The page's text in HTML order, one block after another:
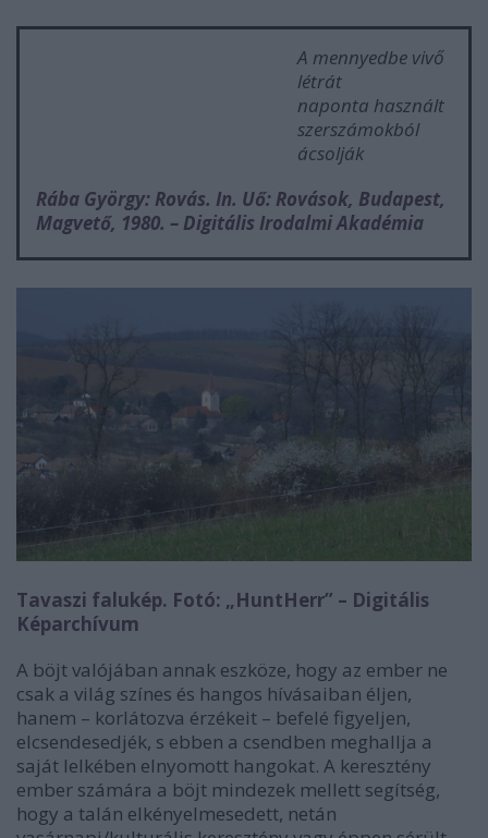
A mennyedbe vivő
létrát
naponta használt
szerszámokból
ácsolják
Rába György: Rovás. In. Uő: Rovások, Budapest,
Magvető, 1980. – Digitális Irodalmi Akadémia
Tavaszi falukép. Fotó: „HuntHerr” – Digitális
Képarchívum
A böjt valójában annak eszköze, hogy az ember ne
csak a világ színes és hangos hívásaiban éljen,
hanem – korlátozva érzékeit – befelé figyeljen,
elcsendesedjék, s ebben a csendben meghallja a
saját lelkében elnyomott hangokat. A keresztény
ember számára a böjt mindezek mellett segítség,
hogy a talán elkényelmesedett, netán